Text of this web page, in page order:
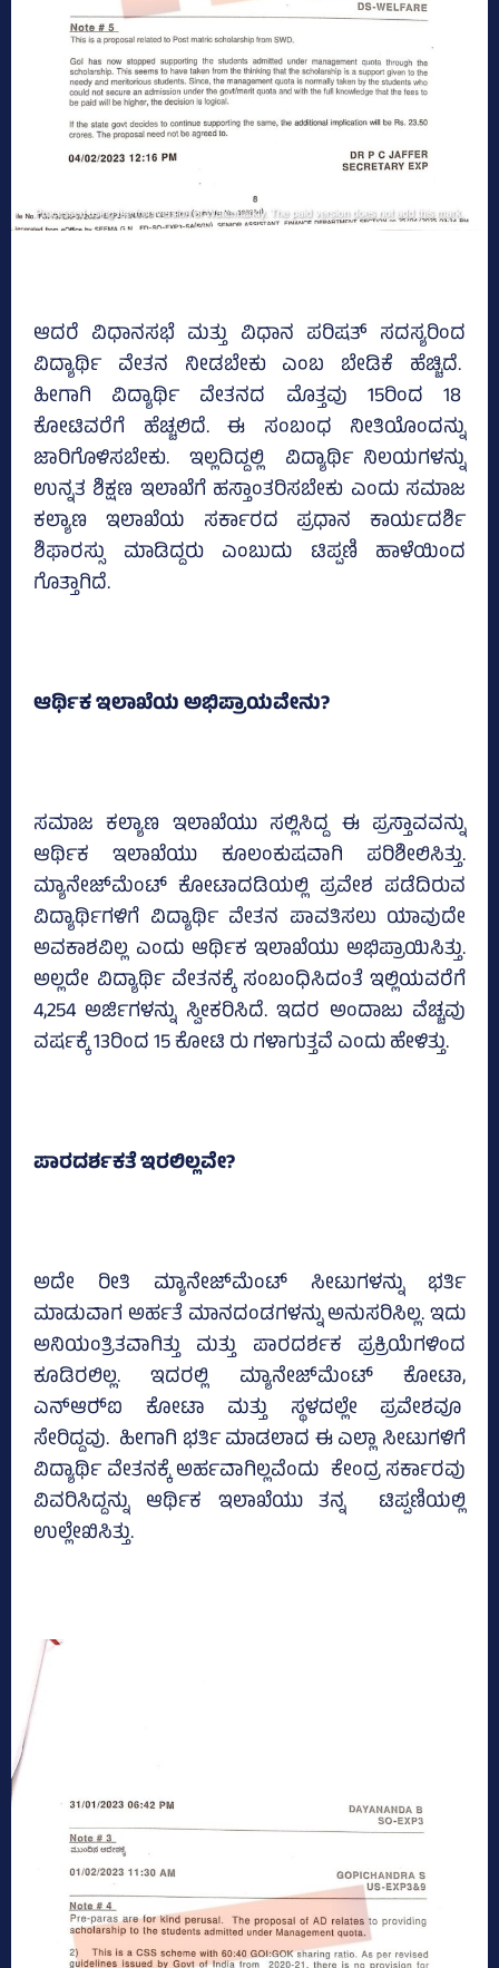
ಆದರೆ ವಿಧಾನಸಭೆ ಮತ್ತು ವಿಧಾನ ಪರಿಷತ್‌ ಸದಸ್ಯರಿಂದ
ವಿದ್ಯಾರ್ಥಿ ವೇತನ ನೀಡಬೇಕು ಎಂಬ ಬೇಡಿಕೆ ಹೆಚ್ಚಿದೆ.
ಹೀಗಾಗಿ ವಿದ್ಯಾರ್ಥಿ ವೇತನದ ಮೊತ್ತವು 15ರಿಂದ 18
ಕೋಟಿವರೆಗೆ ಹೆಚ್ಚಲಿದೆ. ಈ ಸಂಬಂಧ ನೀತಿಯೊಂದನ್ನು
ಜಾರಿಗೊಳಿಸಬೇಕು. ಇಲ್ಲದಿದ್ದಲ್ಲಿ ವಿದ್ಯಾರ್ಥಿ ನಿಲಯಗಳನ್ನು
ಉನ್ನತ ಶಿಕ್ಷಣ ಇಲಾಖೆಗೆ ಹಸ್ತಾಂತರಿಸಬೇಕು ಎಂದು ಸಮಾಜ
ಕಲ್ಯಾಣ ಇಲಾಖೆಯ ಸರ್ಕಾರದ ಪ್ರಧಾನ ಕಾರ್ಯದರ್ಶಿ
ಶಿಫಾರಸ್ಸು ಮಾಡಿದ್ದರು ಎಂಬುದು ಟಿಪ್ಪಣಿ ಹಾಳೆಯಿಂದ
ಗೊತ್ತಾಗಿದೆ.
ಆರ್ಥಿಕ ಇಲಾಖೆಯ ಅಭಿಪ್ರಾಯವೇನು?
ಸಮಾಜ ಕಲ್ಯಾಣ ಇಲಾಖೆಯು ಸಲ್ಲಿಸಿದ್ದ ಈ ಪ್ರಸ್ತಾವವನ್ನು
ಆರ್ಥಿಕ ಇಲಾಖೆಯು ಕೂಲಂಕುಷವಾಗಿ ಪರಿಶೀಲಿಸಿತ್ತು.
ಮ್ಯಾನೇಜ್‌ಮೆಂಟ್‌ ಕೋಟಾದಡಿಯಲ್ಲಿ ಪ್ರವೇಶ ಪಡೆದಿರುವ
ವಿದ್ಯಾರ್ಥಿಗಳಿಗೆ ವಿದ್ಯಾರ್ಥಿ ವೇತನ ಪಾವತಿಸಲು ಯಾವುದೇ
ಅವಕಾಶವಿಲ್ಲ ಎಂದು ಆರ್ಥಿಕ ಇಲಾಖೆಯು ಅಭಿಪ್ರಾಯಿಸಿತ್ತು.
ಅಲ್ಲದೇ ವಿದ್ಯಾರ್ಥಿ ವೇತನಕ್ಕೆ ಸಂಬಂಧಿಸಿದಂತೆ ಇಲ್ಲಿಯವರೆಗೆ
4,254 ಅರ್ಜಿಗಳನ್ನು ಸ್ವೀಕರಿಸಿದೆ. ಇದರ ಅಂದಾಜು ವೆಚ್ಚವು
ವರ್ಷಕ್ಕೆ 13ರಿಂದ 15 ಕೋಟಿ ರು ಗಳಾಗುತ್ತವೆ ಎಂದು ಹೇಳಿತ್ತು.
ಪಾರದರ್ಶಕತೆ ಇರಲಿಲ್ಲವೇ?
ಅದೇ ರೀತಿ ಮ್ಯಾನೇಜ್‌ಮೆಂಟ್‌ ಸೀಟುಗಳನ್ನು ಭರ್ತಿ
ಮಾಡುವಾಗ ಅರ್ಹತೆ ಮಾನದಂಡಗಳನ್ನು ಅನುಸರಿಸಿಲ್ಲ. ಇದು
ಅನಿಯಂತ್ರಿತವಾಗಿತ್ತು ಮತ್ತು ಪಾರದರ್ಶಕ ಪ್ರಕ್ರಿಯೆಗಳಿಂದ
ಕೂಡಿರಲಿಲ್ಲ. ಇದರಲ್ಲಿ ಮ್ಯಾನೇಜ್‌ಮೆಂಟ್‌ ಕೋಟಾ,
ಎನ್‌ಆರ್‍‌ಐ ಕೋಟಾ ಮತ್ತು ಸ್ಥಳದಲ್ಲೇ ಪ್ರವೇಶವೂ
ಸೇರಿದ್ದವು. ಹೀಗಾಗಿ ಭರ್ತಿ ಮಾಡಲಾದ ಈ ಎಲ್ಲಾ ಸೀಟುಗಳಿಗೆ
ವಿದ್ಯಾರ್ಥಿ ವೇತನಕ್ಕೆ ಅರ್ಹವಾಗಿಲ್ಲವೆಂದು ಕೇಂದ್ರ ಸರ್ಕಾರವು
ವಿವರಿಸಿದ್ದನ್ನು ಆರ್ಥಿಕ ಇಲಾಖೆಯು ತನ್ನ ಟಿಪ್ಪಣಿಯಲ್ಲಿ
ಉಲ್ಲೇಖಿಸಿತ್ತು.